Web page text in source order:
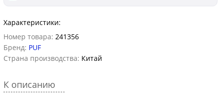
Характеристики:
Номер товара: 241356
Бренд: PUF
Страна производства: Китай
К описанию